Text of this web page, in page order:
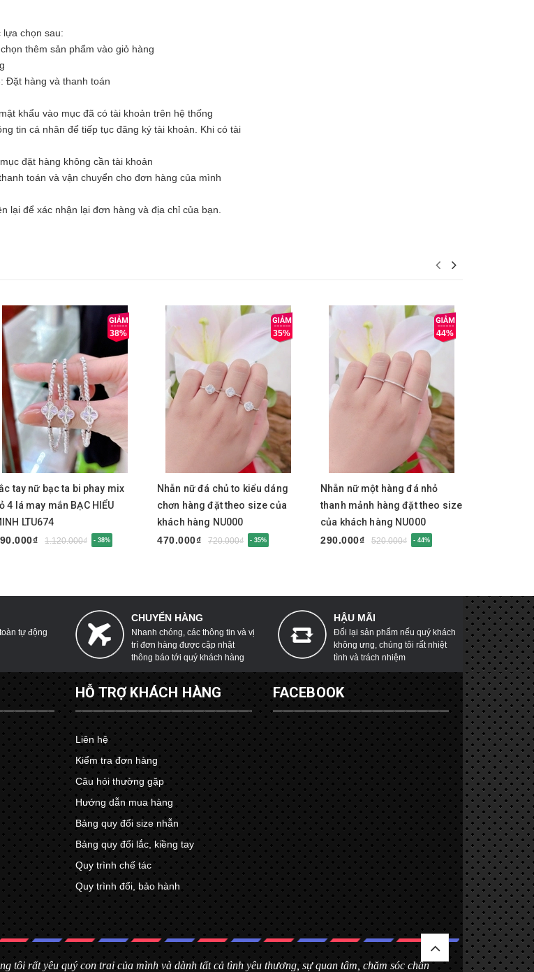
chọn sau:
thêm sản phẩm vào giỏ hàng
Đặt hàng và thanh toán
khẩu vào mục đã có tài khoản trên hệ thống
tin cá nhân để tiếp tục đăng ký tài khoản. Khi có tài
đặt hàng không cần tài khoản
toán và vận chuyển cho đơn hàng của mình
lại để xác nhận lại đơn hàng và địa chỉ của bạn.
38%
tay nữ bạc ta bi phay mix
4 lá may mắn BẠC HIỂU
LTU674
1.120.000₫ - 38%
Mua ngay
35%
Nhẫn nữ đá chủ to kiểu dáng
chơn hàng đặt theo size của
khách hàng NU000
470.000₫
720.000₫ - 35%
44%
Nhẫn nữ một hàng đá nhỏ
thanh mảnh hàng đặt theo size
của khách hàng NU000
290.000₫
520.000₫ - 44%
tự động
CHUYỂN HÀNG
Nhanh chóng, các thông tin và vị
trí đơn hàng được cập nhật
thông báo tới quý khách hàng
HẬU MÃI
Đổi lại sản phẩm nếu quý khách
không ưng, chúng tôi rất nhiệt
tình và trách nhiệm
HỖ TRỢ KHÁCH HÀNG
Liên hệ
Kiểm tra đơn hàng
Câu hỏi thường gặp
Hướng dẫn mua hàng
Bảng quy đổi size nhẫn
Bảng quy đổi lắc, kiềng tay
Quy trình chế tác
Quy trình đổi, bảo hành
FACEBOOK
tôi rất yêu quý con trai của mình và dành tất cả tình yêu thương, sự quan tâm, chăm sóc chân